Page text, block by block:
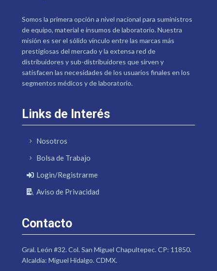
Somos la primera opción a nivel nacional para suministros
de equipo, material e insumos de laboratorio. Nuestra
misión es ser el sólido vínculo entre las marcas más
prestigiosas del mercado y la extensa red de
distribuidores y sub-distribuidores que sirven y
satisfacen las necesidades de los usuarios finales en los
segmentos médicos y de laboratorio.
Links de Interés
Nosotros
Bolsa de Trabajo
Login/Registrarme
Aviso de Privacidad
Contacto
Gral. León #32. Col. San Miguel Chapultepec. CP: 11850.
Alcaldía: Miguel Hidalgo. CDMX.